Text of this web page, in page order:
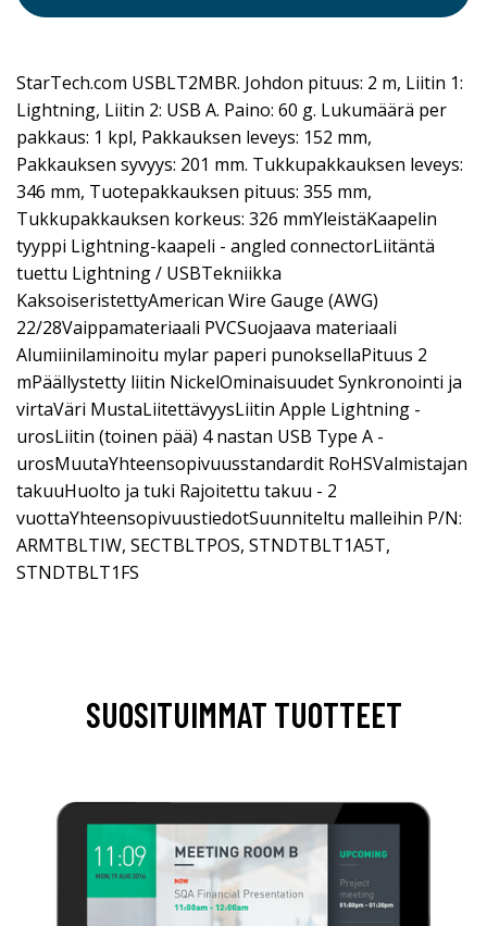
StarTech.com USBLT2MBR. Johdon pituus: 2 m, Liitin 1:
Lightning, Liitin 2: USB A. Paino: 60 g. Lukumäärä per
pakkaus: 1 kpl, Pakkauksen leveys: 152 mm,
Pakkauksen syvyys: 201 mm. Tukkupakkauksen leveys:
346 mm, Tuotepakkauksen pituus: 355 mm,
Tukkupakkauksen korkeus: 326 mmYleistäKaapelin
tyyppi Lightning-kaapeli - angled connectorLiitäntä
tuettu Lightning / USBTekniikka
KaksoiseristettyAmerican Wire Gauge (AWG)
22/28Vaippamateriaali PVCSuojaava materiaali
Alumiinilaminoitu mylar paperi punoksellaPituus 2
mPäällystetty liitin NickelOminaisuudet Synkronointi ja
virtaVäri MustaLiitettävyysLiitin Apple Lightning -
urosLiitin (toinen pää) 4 nastan USB Type A -
urosMuutaYhteensopivuusstandardit RoHSValmistajan
takuuHuolto ja tuki Rajoitettu takuu - 2
vuottaYhteensopivuustiedotSuunniteltu malleihin P/N:
ARMTBLTIW, SECTBLTPOS, STNDTBLT1A5T,
STNDTBLT1FS
SUOSITUIMMAT TUOTTEET